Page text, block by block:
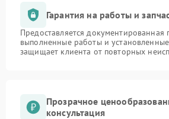
Гарантия на работы и
Предоставляется документированная
выполненные работы и
защищает клиента от повторных
Прозрачное
консультация